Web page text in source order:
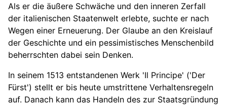
Als er die äußere Schwäche und den inneren Zerfall
der italienischen Staatenwelt erlebte, suchte er nach
Wegen einer Erneuerung. Der Glaube an den Kreislauf
der Geschichte und ein pessimistisches Menschenbild
beherrschten dabei sein Denken.
In seinem 1513 entstandenen Werk 'Il Principe' ('Der
Fürst') stellt er bis heute umstrittene Verhaltensregeln
auf. Danach kann das Handeln des zur Staatsgründung